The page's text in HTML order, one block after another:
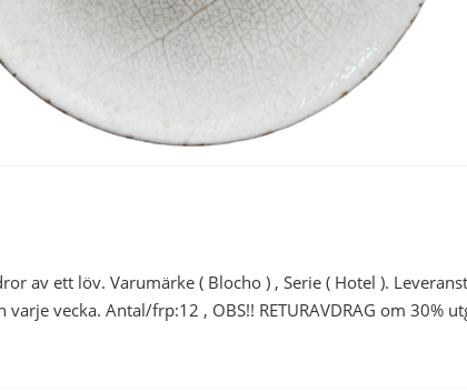
av ett löv. Varumärke ( Blocho ) , Serie ( Hotel ).
vecka. Antal/frp:12 , OBS!! RETURAVDRAG om 30%